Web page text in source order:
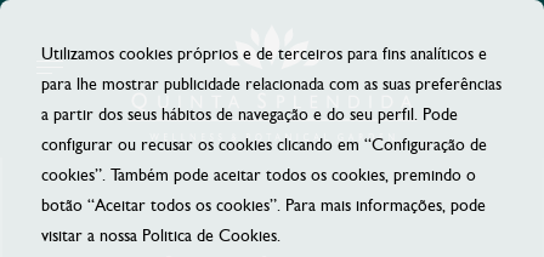
Utilizamos cookies próprios e de terceiros para fins analíticos e
para lhe mostrar publicidade relacionada com as suas preferências
a partir dos seus hábitos de navegação e do seu perfil. Pode
configurar ou recusar os cookies clicando em “Configuração de
cookies”. Também pode aceitar todos os cookies, premindo o
botão “Aceitar todos os cookies”. Para mais informações, pode
visitar a nossa Politica de Cookies.